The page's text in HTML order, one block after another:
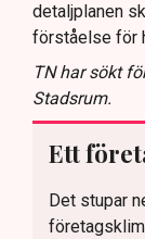
detaljplanen
förståelse för
TN har sökt
Stadsrum.
Ett
Det stupar